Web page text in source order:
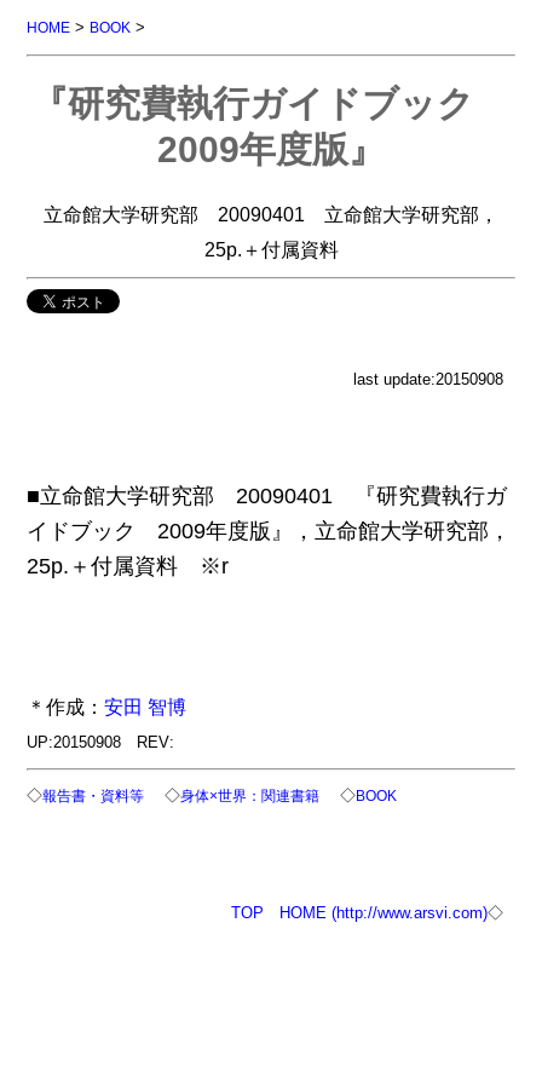
HOME > BOOK >
『研究費執行ガイドブック
2009年度版』
立命館大学研究部 20090401 立命館大学研究部，
25p.＋付属資料
last update:20150908
■立命館大学研究部 20090401 『研究費執行ガ
イドブック 2009年度版』，立命館大学研究部，
25p.＋付属資料 ※r
＊作成：安田 智博
UP:20150908 REV:
◇報告書・資料等 ◇身体×世界：関連書籍 ◇BOOK
TOP HOME (http://www.arsvi.com)◇